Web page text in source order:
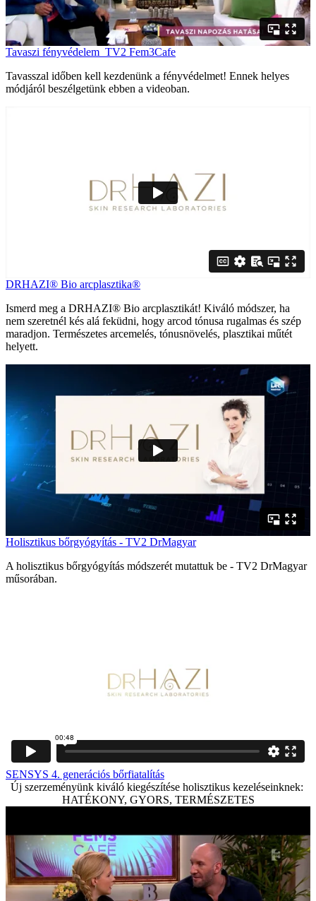
Tavaszi fényvédelem_TV2 Fem3Cafe
Tavasszal időben kell kezdenünk a fényvédelmet! Ennek helyes
módjáról beszélgetünk ebben a videoban.
DRHAZI® Bio arcplasztika®
Ismerd meg a DRHAZI® Bio arcplasztikát! Kiváló módszer, ha
nem szeretnél kés alá feküdni, hogy arcod tónusa rugalmas és szép
maradjon. Természetes arcemelés, tónusnövelés, plasztikai műtét
helyett.
Holisztikus bőrgyógyítás - TV2 DrMagyar
A holisztikus bőrgyógyítás módszerét mutattuk be - TV2 DrMagyar
műsorában.
SENSYS 4. generációs bőrfiatalítás
Új szerzeményünk kiváló kiegészítése holisztikus kezeléseinknek:
HATÉKONY, GYORS, TERMÉSZETES